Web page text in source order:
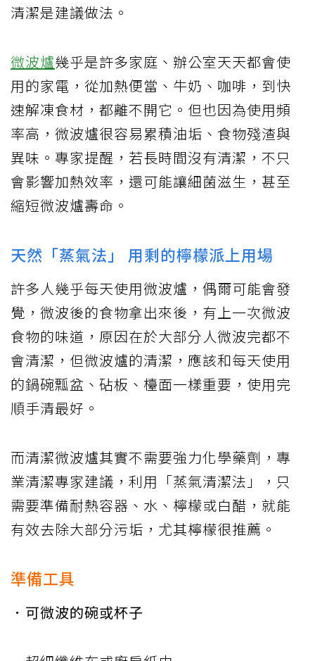
清潔是建議做法。
微波爐幾乎是許多家庭、辦公室天天都會使
用的家電，從加熱便當、牛奶、咖啡，到快
速解凍食材，都離不開它。但也因為使用頻
率高，微波爐很容易累積油垢、食物殘渣與
異味。專家提醒，若長時間沒有清潔，不只
會影響加熱效率，還可能讓細菌滋生，甚至
縮短微波爐壽命。
天然「蒸氣法」 用剩的檸檬派上用場
許多人幾乎每天使用微波爐，偶爾可能會發
覺，微波後的食物拿出來後，有上一次微波
食物的味道，原因在於大部分人微波完都不
會清潔，但微波爐的清潔，應該和每天使用
的鍋碗瓢盆、砧板、檯面一樣重要，使用完
順手清最好。
而清潔微波爐其實不需要強力化學藥劑，專
業清潔專家建議，利用「蒸氣清潔法」，只
需要準備耐熱容器、水、檸檬或白醋，就能
有效去除大部分污垢，尤其檸檬很推薦。
準備工具
．可微波的碗或杯子